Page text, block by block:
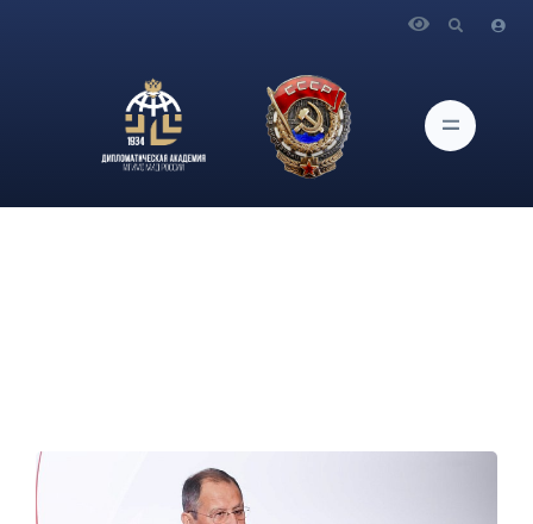
Федерации С.В.Лаврова на XVI Ассамблее Русского мира